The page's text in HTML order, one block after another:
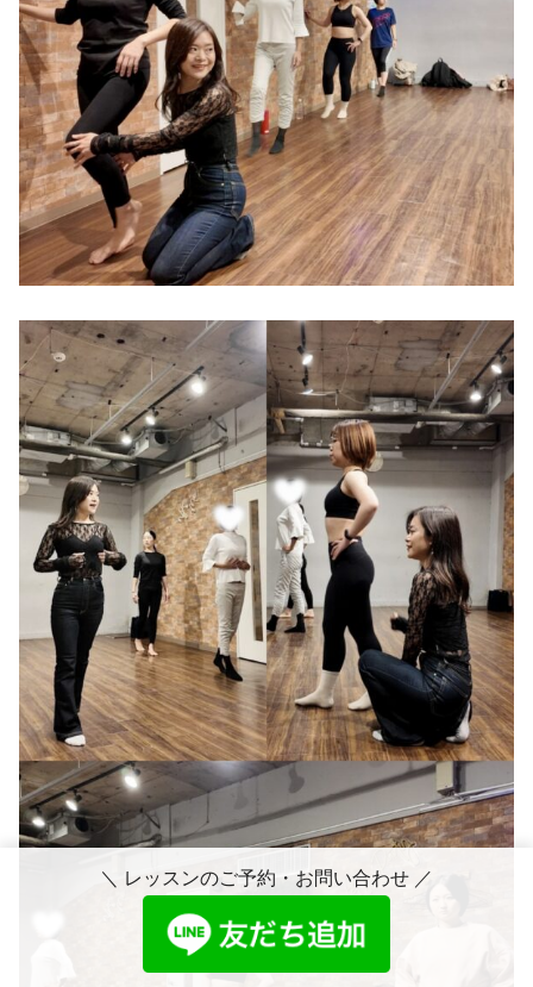
＼ レッスンのご予約・お問い合わせ ／